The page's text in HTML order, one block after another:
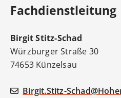
Fachdienstleitung
BirgitStitz-Schad
Würzburger Straße 30
74653 Künzelsau
Birgit.Stitz-